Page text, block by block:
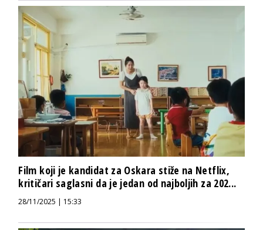
Film koji je kandidat za Oskara stiže na Netflix,
kritičari saglasni da je jedan od najboljih za 202...
28/11/2025 | 15:33